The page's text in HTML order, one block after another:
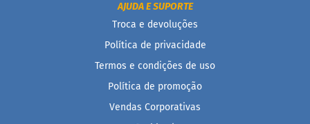
AJUDA E SUPORTE
Troca e devoluções
Política de privacidade
Termos e condições de uso
Política de promoção
Vendas Corporativas